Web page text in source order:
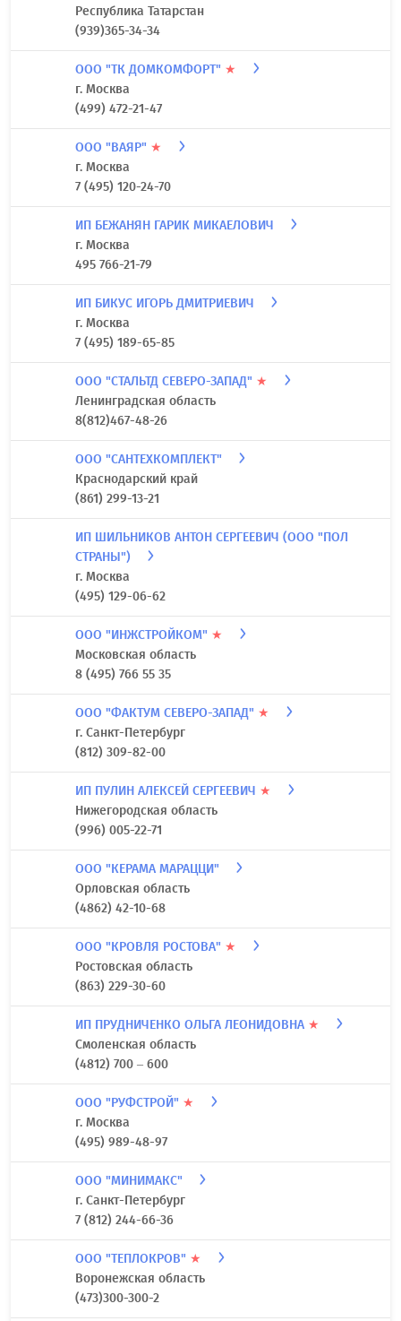
Республика Татарстан
(939)365-34-34
ООО "ТК ДОМКОМФОРТ" ★
г. Москва
(499) 472-21-47
ООО "ВАЯР" ★
г. Москва
7 (495) 120-24-70
ИП БЕЖАНЯН ГАРИК МИКАЕЛОВИЧ
г. Москва
495 766-21-79
ИП БИКУС ИГОРЬ ДМИТРИЕВИЧ
г. Москва
7 (495) 189-65-85
ООО "СТАЛЬТД СЕВЕРО-ЗАПАД" ★
Ленинградская область
8(812)467-48-26
ООО "САНТЕХКОМПЛЕКТ"
Краснодарский край
(861) 299-13-21
ИП ШИЛЬНИКОВ АНТОН СЕРГЕЕВИЧ (ООО "ПОЛ
СТРАНЫ")
г. Москва
(495) 129-06-62
ООО "ИНЖСТРОЙКОМ" ★
Московская область
8 (495) 766 55 35
ООО "ФАКТУМ СЕВЕРО-ЗАПАД" ★
г. Санкт-Петербург
(812) 309-82-00
ИП ПУЛИН АЛЕКСЕЙ СЕРГЕЕВИЧ ★
Нижегородская область
(996) 005-22-71
ООО "КЕРАМА МАРАЦЦИ"
Орловская область
(4862) 42-10-68
ООО "КРОВЛЯ РОСТОВА" ★
Ростовская область
(863) 229-30-60
ИП ПРУДНИЧЕНКО ОЛЬГА ЛЕОНИДОВНА ★
Смоленская область
(4812) 700 – 600
ООО "РУФСТРОЙ" ★
г. Москва
(495) 989-48-97
ООО "МИНИМАКС"
г. Санкт-Петербург
7 (812) 244-66-36
ООО "ТЕПЛОКРОВ" ★
Воронежская область
(473)300-300-2